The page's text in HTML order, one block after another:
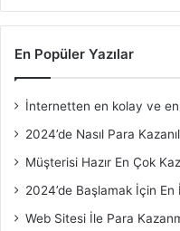
En Popüler Yazılar
İnternetten en kolay ve en
2024’de Nasıl Para
Müşterisi Hazır En Çok
2024’de Başlamak İçin
Web Sitesi İle Para